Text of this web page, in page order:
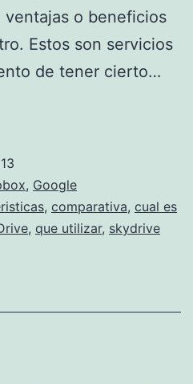
o beneficios
Estos son servicios
de tener cierto…
, Google
, comparativa, cual es
, que utilizar, skydrive